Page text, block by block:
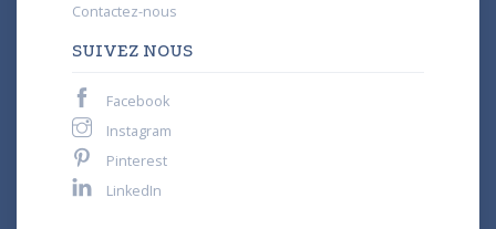
Contactez-nous
SUIVEZ NOUS
Facebook
Instagram
Pinterest
LinkedIn